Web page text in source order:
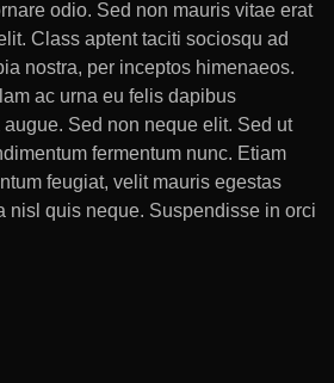
odio. Sed non mauris vitae erat
Class aptent taciti sociosqu ad
nostra, per inceptos himenaeos.
ac urna eu felis dapibus
Sed non neque elit. Sed ut
fermentum nunc. Etiam
feugiat, velit mauris egestas
nisl quis neque. Suspendisse in orci